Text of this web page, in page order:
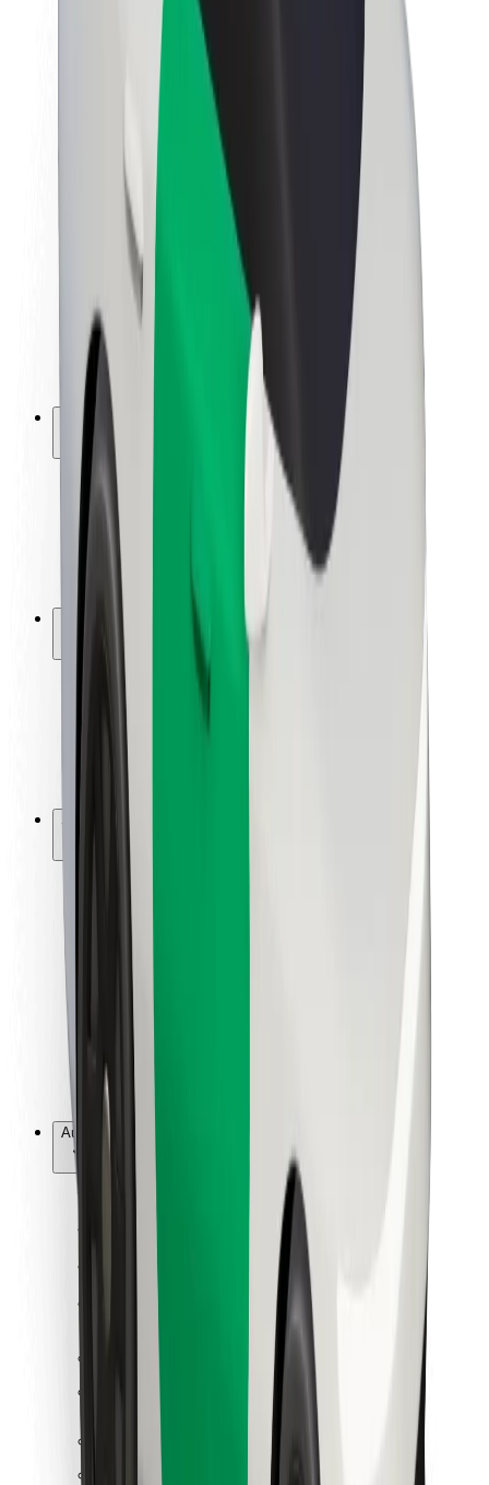
La durabilité chez Bolt
Project Zero
Actualités
Lignes directrices de marque
Notre mission
Relations investisseurs
Équipe de direction
La marque
Ressources
Fonds urbain
Sécurité
Sécurité des passagers
Sécurité des chauffeurs
Sécurité à trottinette
Safety Lab
Emplacements
Solutions pour les villes
Aéroports
Stations de charge Bolt
Support
Pour les passagers
Pour les chauffeurs
Bolt Food
Pour les propriétaires de flotte
Pour les restaurants
Bolt for Business
Autres
Fournisseurs
Obtenez un trajet en quelques minutes !
Télécharger l'appli Bolt
Retrouvez tous vos plats favoris !
Télécharger l'appli Bolt Food